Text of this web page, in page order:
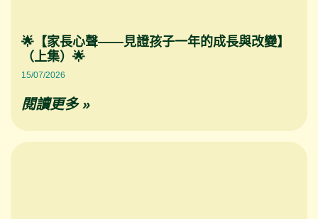
🌟【家長心聲——見證孩子一年的成長與改變】
（上集）🌟
15/07/2026
閱讀更多 »